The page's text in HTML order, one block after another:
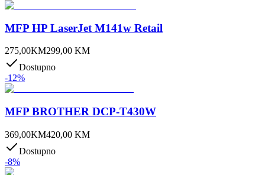
MFP HP LaserJet M141w Retail
275,00KM299,00 KM
Dostupno
-12%
MFP BROTHER DCP-T430W
369,00KM420,00 KM
Dostupno
-8%